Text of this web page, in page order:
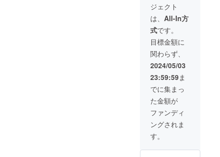
ジェクト
は、 All-In方
式です。
目標金額に
関わらず、
2024/05/03
23:59:59ま
でに集まっ
た金額が
ファンディ
ングされま
す。